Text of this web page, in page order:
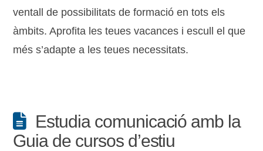
ventall de possibilitats de formació en tots els
àmbits. Aprofita les teues vacances i escull el que
més s’adapte a les teues necessitats.
Estudia comunicació amb la
Guia de cursos d’estiu